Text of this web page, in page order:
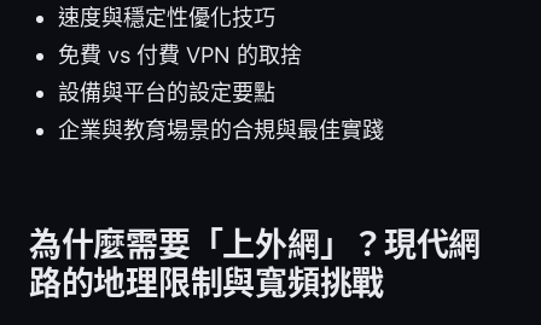
速度與穩定性優化技巧
免費 vs 付費 VPN 的取捨
設備與平台的設定要點
企業與教育場景的合規與最佳實踐
為什麼需要「上外網」？現代網
路的地理限制與寬頻挑戰